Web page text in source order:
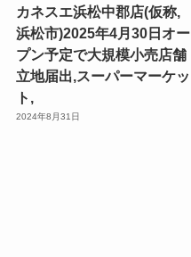
カネスエ浜松中郡店(仮称,
浜松市)2025年4月30日オー
プン予定で大規模小売店舗
立地届出,スーパーマーケッ
ト,
2024年8月31日